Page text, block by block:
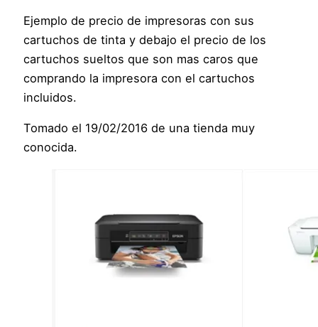
Ejemplo de precio de impresoras con sus
cartuchos de tinta y debajo el precio de los
cartuchos sueltos que son mas caros que
comprando la impresora con el cartuchos
incluidos.
Tomado el 19/02/2016 de una tienda muy
conocida.